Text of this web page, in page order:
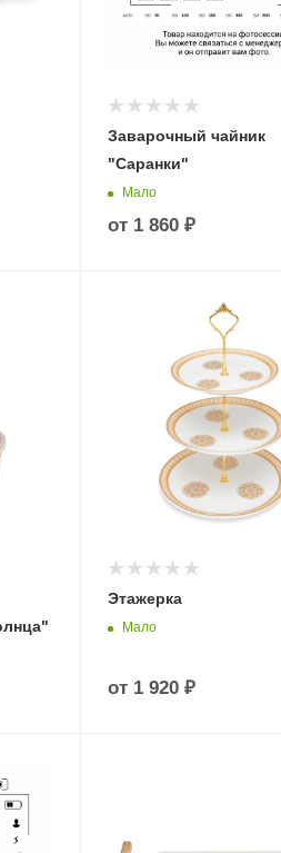
Заварочный чайник
"Саранки"
Мало
от 1 860 ₽
Этажерка
Мало
от 1 920 ₽